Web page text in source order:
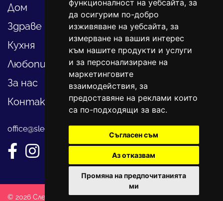
функционалност на уебсайта, за
да осигурим по-добро
изживяване на уебсайта, за
измерване на вашия интерес
към нашите продукти и услуги
и за персонализиране на
маркетинговите
взаимодействия, за
предоставяне на реклами които
са по-подходящи за вас.
Съгласен съм
Аз отказвам
Промяна на предпочитанията
ми
Дом
Здраве
Кухня
Любопитно
За нас
Контакти
office@sledvayme.net
© 2026 Следвай ме. Всички права запазени!